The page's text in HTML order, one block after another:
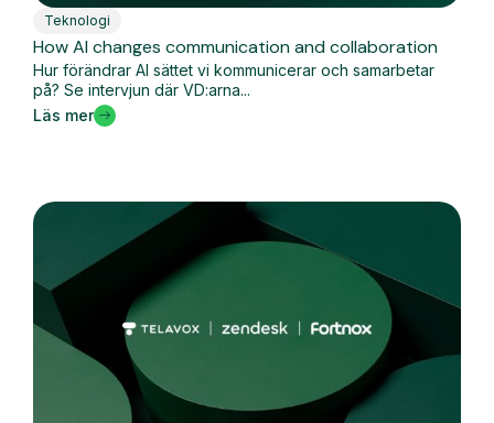
Teknologi
How AI changes communication and collaboration
Hur förändrar AI sättet vi kommunicerar och samarbetar
på? Se intervjun där VD:arna...
Läs mer